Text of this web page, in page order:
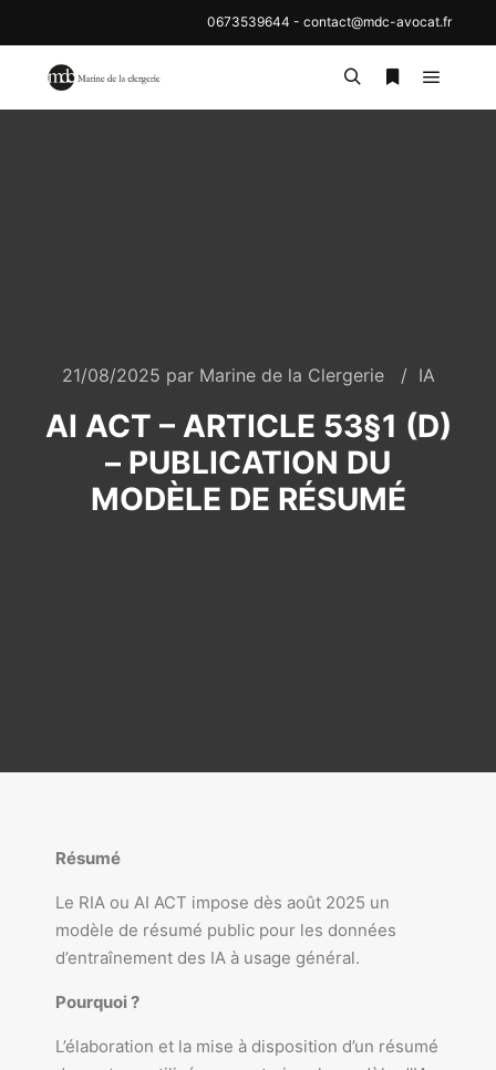
0673539644 - contact@mdc-avocat.fr
21/08/2025 par Marine de la Clergerie IA
AI ACT – ARTICLE 53§1 (D)
– PUBLICATION DU
MODÈLE DE RÉSUMÉ
Résumé
Le RIA ou AI ACT impose dès août 2025 un
modèle de résumé public pour les données
d’entraînement des IA à usage général.
Pourquoi ?
L’élaboration et la mise à disposition d’un résumé